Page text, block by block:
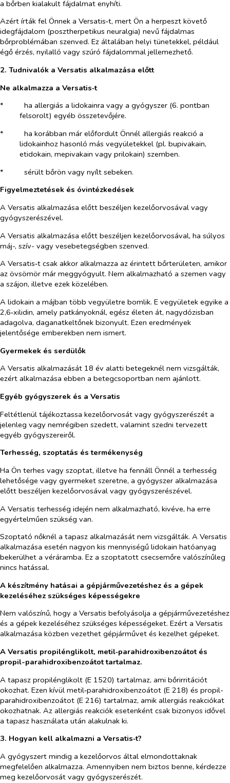
a bőrben kialakult fájdalmat enyhíti.
Azért írták fel Önnek a Versatis‑t, mert Ön a herpeszt követő
idegfájdalom (posztherpetikus neuralgia) nevű fájdalmas
bőrproblémában szenved. Ez általában helyi tünetekkel, például
égő érzés, nyilalló vagy szúró fájdalommal jellemezhető.
2. Tudnivalók a Versatis alkalmazása előtt
Ne alkalmazza a Versatis‑t
*​
ha allergiás a lidokainra vagy a gyógyszer (6. pontban
felsorolt) egyéb összetevőjére.
*​
ha korábban már előfordult Önnél allergiás reakció a
lidokainhoz hasonló más vegyületekkel (pl. bupivakain,
etidokain, mepivakain vagy prilokain) szemben.
*​
sérült bőrön vagy nyílt sebeken.
Figyelmeztetések és óvintézkedések
A Versatis alkalmazása előtt beszéljen kezelőorvosával vagy
gyógyszerészével.
A Versatis alkalmazása előtt beszéljen kezelőorvosával, ha súlyos
máj-, szív- vagy vesebetegségben szenved.
A Versatis‑t csak akkor alkalmazza az érintett bőrterületen, amikor
az övsömör már meggyógyult. Nem alkalmazható a szemen vagy
a szájon, illetve ezek közelében.
A lidokain a májban több vegyületre bomlik. E vegyületek egyike a
2,6‑xilidin, amely patkányoknál, egész életen át, nagydózisban
adagolva, daganatkeltőnek bizonyult. Ezen eredmények
jelentősége emberekben nem ismert.
Gyermekek és serdülők
A Versatis alkalmazását 18 év alatti betegeknél nem vizsgálták,
ezért alkalmazása ebben a betegcsoportban nem ajánlott.
Egyéb gyógyszerek és a Versatis
Feltétlenül tájékoztassa kezelőorvosát vagy gyógyszerészét a
jelenleg vagy nemrégiben szedett, valamint szedni tervezett
egyéb gyógyszereiről.
Terhesség, szoptatás és termékenység
Ha Ön terhes vagy szoptat, illetve ha fennáll Önnél a terhesség
lehetősége vagy gyermeket szeretne, a gyógyszer alkalmazása
előtt beszéljen kezelőorvosával vagy gyógyszerészével.
A Versatis terhesség idején nem alkalmazható, kivéve, ha erre
egyértelműen szükség van.
Szoptató nőknél a tapasz alkalmazását nem vizsgálták. A Versatis
alkalmazása esetén nagyon kis mennyiségű lidokain hatóanyag
bekerülhet a véráramba. Ez a szoptatott csecsemőre valószínűleg
nincs hatással.
A készítmény hatásai a gépjárművezetéshez és a gépek
kezeléséhez szükséges képességekre
Nem valószínű, hogy a Versatis befolyásolja a gépjárművezetéshez
és a gépek kezeléséhez szükséges képességeket. Ezért a Versatis
alkalmazása közben vezethet gépjárművet és kezelhet gépeket.
A Versatis propilénglikolt, metil‑parahidroxibenzoátot és
propil-parahidroxibenzoátot tartalmaz.
A tapasz propilénglikolt (E 1520) tartalmaz, ami bőrirritációt
okozhat. Ezen kívül metil‑parahidroxibenzoátot (E 218) és propil-
parahidroxibenzoátot (E 216) tartalmaz, amik allergiás reakciókat
okozhatnak. Az allergiás reakciók esetenként csak bizonyos idővel
a tapasz használata után alakulnak ki.
3. Hogyan kell alkalmazni a Versatis‑t?
A gyógyszert mindig a kezelőorvos által elmondottaknak
megfelelően alkalmazza. Amennyiben nem biztos benne, kérdezze
meg kezelőorvosát vagy gyógyszerészét.